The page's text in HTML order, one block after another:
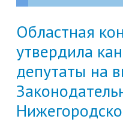
Областная
утвердила
депутаты на